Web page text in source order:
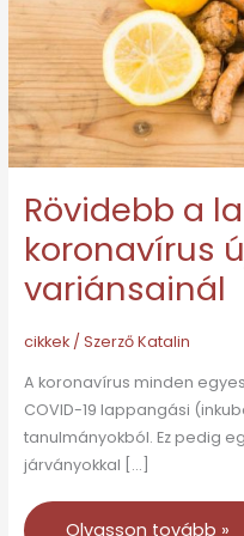
Rövidebb a
koronavírus
variánsainál
cikkek/ SzerzőKatalin
A koronavírus minden
COVID-19 lappangási
tanulmányokból. Ez pedig
járványokkal […]
koronavírus
újabb
variánsainál
Olvasson tovább »